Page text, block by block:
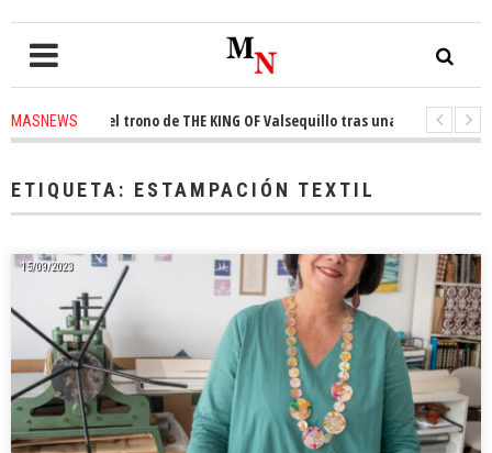
MASNEWSel trono de THE KING OF Valsequillo tras una jornada de
ETIQUETA: ESTAMPACIÓN TEXTIL
15/09/2023